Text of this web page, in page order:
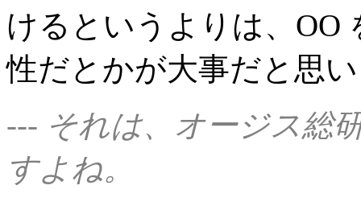
けるというよりは、OO
性だとかが大事だと思
--- それは、オージス総
すよね。